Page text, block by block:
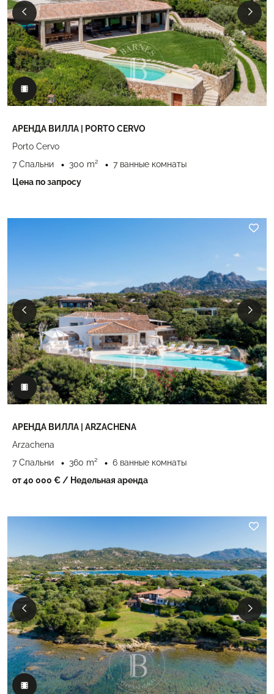
АРЕНДА ВИЛЛА | PORTO CERVO
Porto Cervo
7 Спальни
300 m²
7 ванные комнаты
Цена по запросу
АРЕНДА ВИЛЛА | ARZACHENA
Arzachena
7 Спальни
360 m²
6 ванные комнаты
от 40 000 € / Недельная аренда